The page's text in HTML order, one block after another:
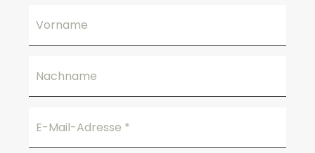
Vorname
Nachname
E-Mail-Adresse *